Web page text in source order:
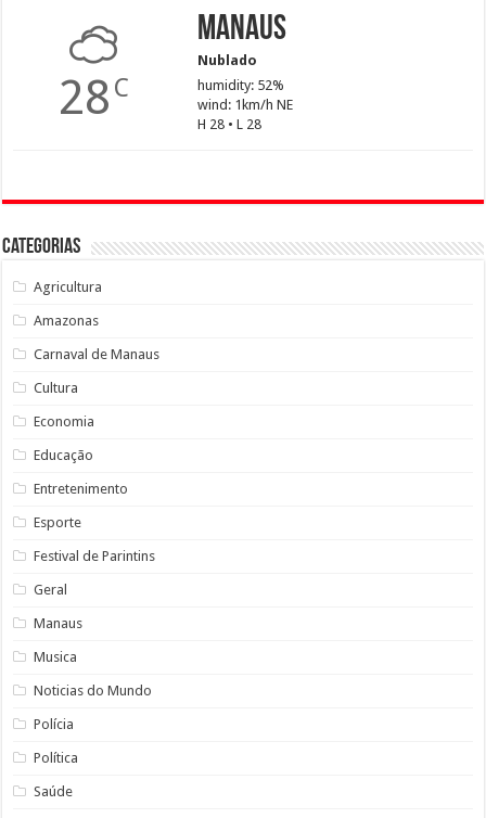
28 C
Manaus
Nublado
humidity: 52%
wind: 1km/h NE
H 28 • L 28
Categorias
Agricultura
Amazonas
Carnaval de Manaus
Cultura
Economia
Educação
Entretenimento
Esporte
Festival de Parintins
Geral
Manaus
Musica
Noticias do Mundo
Polícia
Política
Saúde